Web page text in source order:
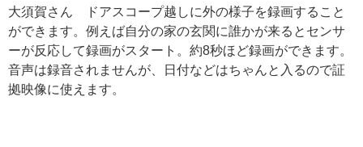
大須賀さん ドアスコープ越しに外の様子を録画すること
ができます。例えば自分の家の玄関に誰かが来るとセンサ
ーが反応して録画がスタート。約8秒ほど録画ができます。
音声は録音されませんが、日付などはちゃんと入るので証
拠映像に使えます。